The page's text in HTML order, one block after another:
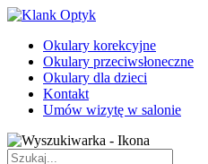
Okulary korekcyjne
Okulary przeciwsłoneczne
Okulary dla dzieci
Kontakt
Umów wizytę w salonie